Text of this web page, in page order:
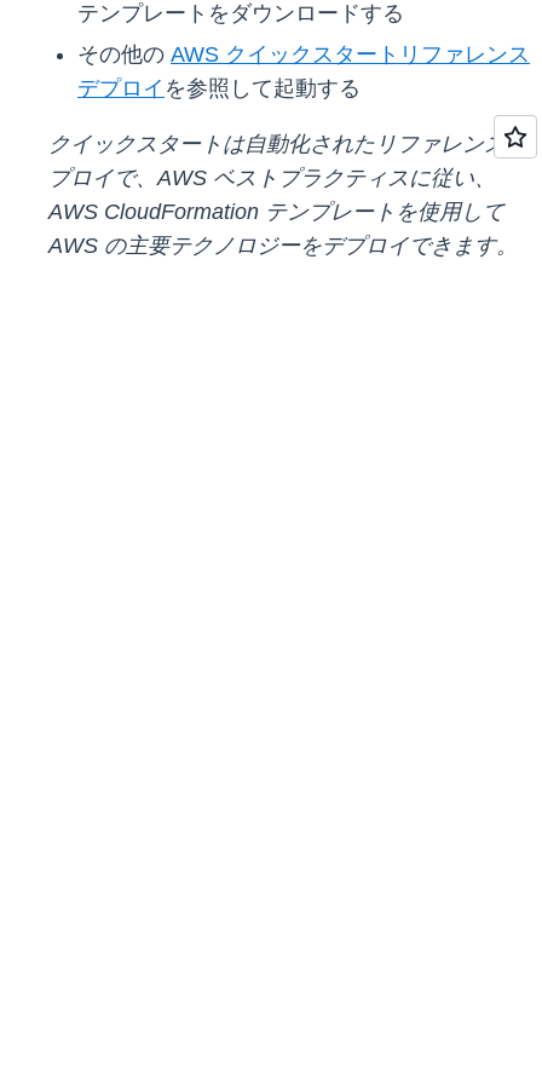
テンプレートをダウンロードする
その他の AWS クイックスタートリファレンス
デプロイ を参照して起動する
クイックスタートは自動化されたリファレンスデ
プロイで、AWS ベストプラクティスに従い、
AWS CloudFormation テンプレートを使用して
AWS の主要テクノロジーをデプロイできます。